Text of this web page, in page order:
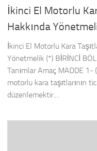
İkinci El Motorlu
Hakkında
İkinci El Motorlu Kara
Yönetmelik (*) BİRİNCİ
Tanımlar Amaç MADDE 1-
motorlu kara taşıtlarının
düzenlemektir....